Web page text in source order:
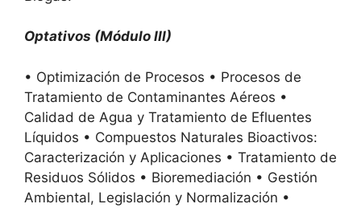
Optativos (Módulo III)
• Optimización de Procesos • Procesos de
Tratamiento de Contaminantes Aéreos •
Calidad de Agua y Tratamiento de Efluentes
Líquidos • Compuestos Naturales Bioactivos:
Caracterización y Aplicaciones • Tratamiento de
Residuos Sólidos • Bioremediación • Gestión
Ambiental, Legislación y Normalización •